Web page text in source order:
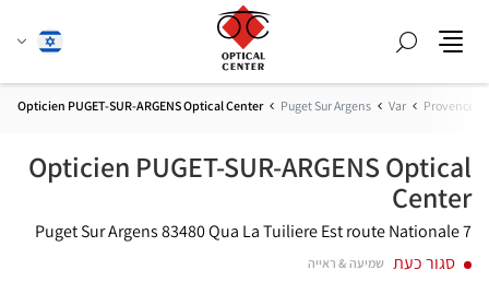
חפש
שנהעברית
Provence-
Var
Puget Sur Argens
Opticien PUGET-SUR-ARGENS Optical Center
Opticien PUGET-SUR-ARGENS Optical
Center
route Nationale 7
Qua La Tuiliere Est
83480 Puget Sur Argens
סגור כעת שמיעה & ראייה